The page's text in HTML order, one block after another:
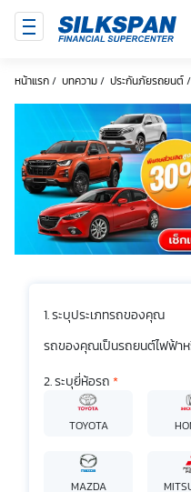
หน้าแรก/ บทความ/ ประกันภัยรถยนต์/
ระบุประเภทรถของคุณ
รถของคุณเป็นรถยนต์ไฟฟ้าห
ระบุยี่ห้อรถ *
TOYOTA
MAZDA